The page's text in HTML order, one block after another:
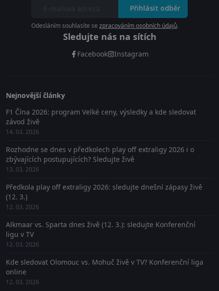
Přihlásit odběr
Odesláním souhlasíte se zpracováním osobních údajů.
Sledujte nás na sítích
Facebook Instagram
Nejnovější články
F1 Čína 2026: program Velké ceny, výsledky a kde sledovat
závod živě
14. 03. 2026
Rozhodne se dnes v předkolech play off extraligy 2026 i o
zbývajících postupujících? Sledujte živě
13. 03. 2026
Předkola play off extraligy 2026: sledujte dnešní zápasy živě
(12. 3.)
12. 03. 2026
Alkmaar vs. Sparta dnes živě (12. 3.): sledujte Konferenční
ligu v TV
12. 03. 2026
Kde sledovat Olomouc vs. Mohuč živě v TV? Konferenční liga
online
12. 03. 2026